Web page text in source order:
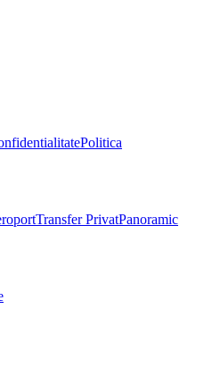
Politica
Transfer PrivatPanoramic